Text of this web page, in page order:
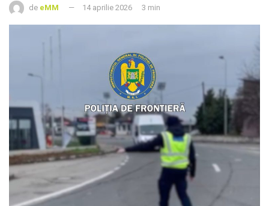
de eMM 14 aprilie 2026 3 min